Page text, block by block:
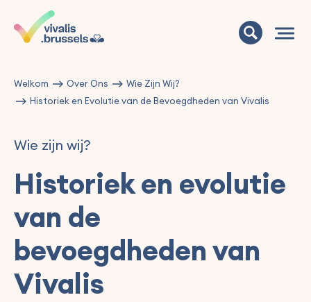
Welkom Over Ons
Wie Zijn Wij?
Historiek en Evolutie van de Bevoegdheden van Vivalis
Wie zijn wij?
Historiek en evolutie
van de
bevoegdheden van
Vivalis